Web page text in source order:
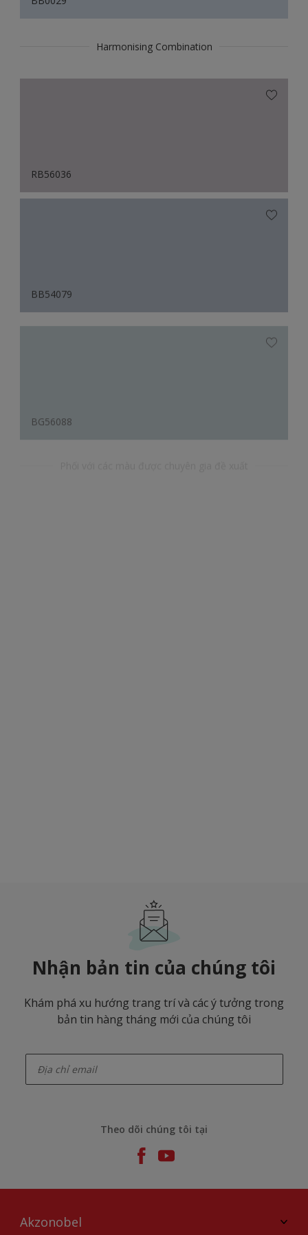
Harmonising Combination
RB56036
BB54079
Nhận bản tin của chúng tôi
Khám phá xu hướng trang trí và các ý tưởng trong
bản tin hàng tháng mới của chúng tôi
Theo dõi chúng tôi tại
Akzonobel